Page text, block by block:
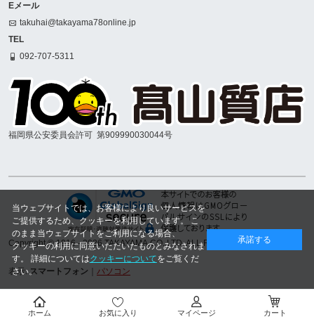
Eメール
takuhai@takayama78online.jp
TEL
092-707-5311
福岡県公安委員会許可 第909990030044号
ホーム お気に入り マイページ カート
Copyright © 1916- 2026 TAKAYAMA.CO.,LTD. ALL RIGHTS RESERVED.
表示:スマートフォン パソコン
当ウェブサイトでは、お客様により良いサービスを
ご提供するため、クッキーを利用しています。 こ
のまま当ウェブサイトをご利用になる場合、
クッキーの利用に同意いただいたものとみなされま
す。 詳細についてはクッキーについてをご覧くだ
さい。
承諾する